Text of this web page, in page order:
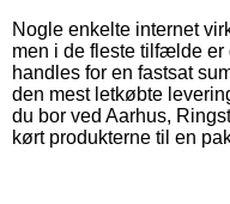
Nogle enkelte internet
men i de fleste tilfælde
handles for en fastsat
den mest letkøbte
du bor ved Aarhus,
kørt produkterne til en